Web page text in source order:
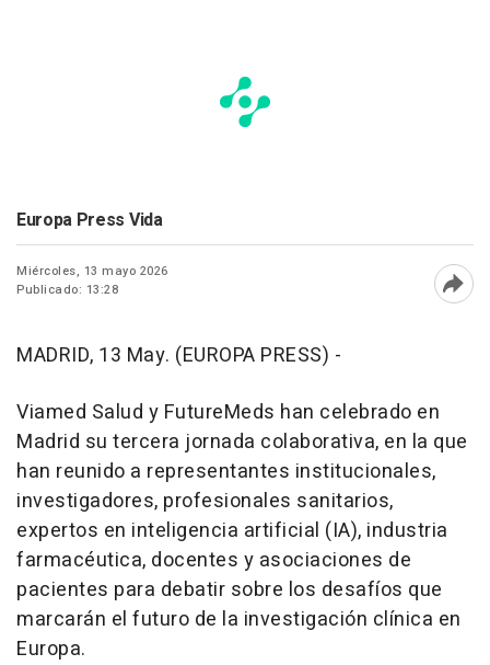
Europa Press Vida
Miércoles, 13 mayo 2026
Publicado: 13:28
MADRID, 13 May. (EUROPA PRESS) -
Viamed Salud y FutureMeds han celebrado en
Madrid su tercera jornada colaborativa, en la que
han reunido a representantes institucionales,
investigadores, profesionales sanitarios,
expertos en inteligencia artificial (IA), industria
farmacéutica, docentes y asociaciones de
pacientes para debatir sobre los desafíos que
marcarán el futuro de la investigación clínica en
Europa.